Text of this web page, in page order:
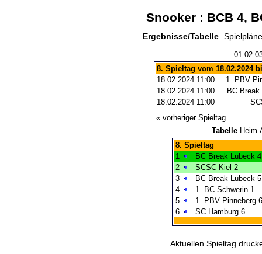
Snooker : BCB 4,
Ergebnisse/Tabelle
01 02
8. Spieltag vom 18.02.2024
18.02.2024 11:00
1. PBV
18.02.2024 11:00
BC Break
18.02.2024 11:00
« vorheriger Spieltag
Tabelle Heim
8. Spieltag
1
BC Break Lübeck 4
2
SCSC Kiel 2
3
BC Break Lübeck 5
4
1. BC Schwerin 1
5
1. PBV Pinneberg 6
6
SC Hamburg 6
Aktuellen Spieltag